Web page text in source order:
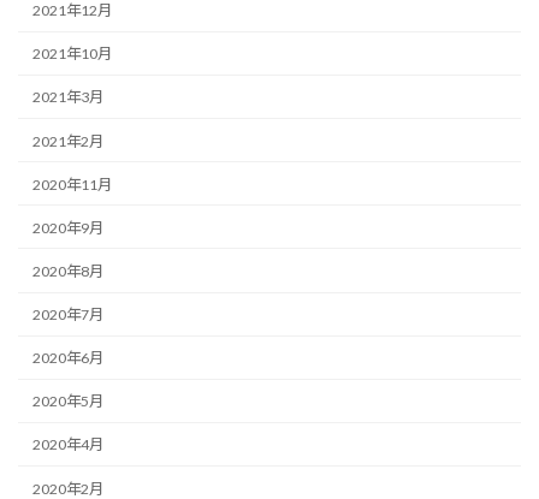
2021年12月
2021年10月
2021年3月
2021年2月
2020年11月
2020年9月
2020年8月
2020年7月
2020年6月
2020年5月
2020年4月
2020年2月